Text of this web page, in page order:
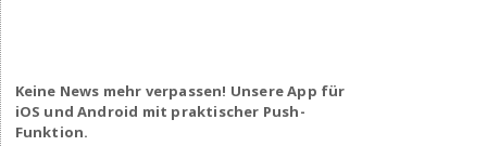
Keine News mehr verpassen! Unsere App für
iOS und Android mit praktischer Push-
Funktion.